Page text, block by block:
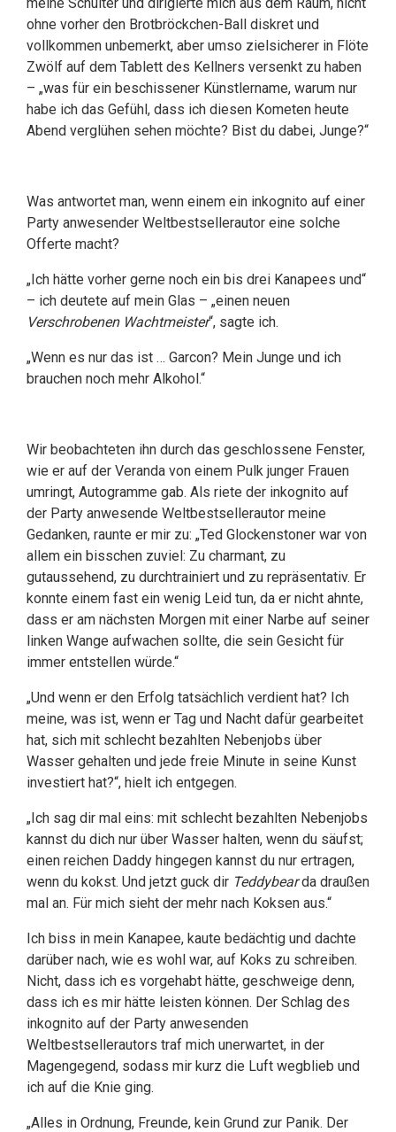
ohne vorher den Brotbröckchen-Ball diskret und
vollkommen unbemerkt, aber umso zielsicherer in Flöte
Zwölf auf dem Tablett des Kellners versenkt zu haben
– „was für ein beschissener Künstlername, warum nur
habe ich das Gefühl, dass ich diesen Kometen heute
Abend verglühen sehen möchte? Bist du dabei, Junge?“
Was antwortet man, wenn einem ein inkognito auf einer
Party anwesender Weltbestsellerautor eine solche
Offerte macht?
„Ich hätte vorher gerne noch ein bis drei Kanapees und“
– ich deutete auf mein Glas – „einen neuen
Verschrobenen Wachtmeister“, sagte ich.
„Wenn es nur das ist … Garcon? Mein Junge und ich
brauchen noch mehr Alkohol.“
Wir beobachteten ihn durch das geschlossene Fenster,
wie er auf der Veranda von einem Pulk junger Frauen
umringt, Autogramme gab. Als riete der inkognito auf
der Party anwesende Weltbestsellerautor meine
Gedanken, raunte er mir zu: „Ted Glockenstoner war von
allem ein bisschen zuviel: Zu charmant, zu
gutaussehend, zu durchtrainiert und zu repräsentativ. Er
konnte einem fast ein wenig Leid tun, da er nicht ahnte,
dass er am nächsten Morgen mit einer Narbe auf seiner
linken Wange aufwachen sollte, die sein Gesicht für
immer entstellen würde.“
„Und wenn er den Erfolg tatsächlich verdient hat? Ich
meine, was ist, wenn er Tag und Nacht dafür gearbeitet
hat, sich mit schlecht bezahlten Nebenjobs über
Wasser gehalten und jede freie Minute in seine Kunst
investiert hat?“, hielt ich entgegen.
„Ich sag dir mal eins: mit schlecht bezahlten Nebenjobs
kannst du dich nur über Wasser halten, wenn du säufst;
einen reichen Daddy hingegen kannst du nur ertragen,
wenn du kokst. Und jetzt guck dir Teddybearda draußen
mal an. Für mich sieht der mehr nach Koksen aus.“
Ich biss in mein Kanapee, kaute bedächtig und dachte
darüber nach, wie es wohl war, auf Koks zu schreiben.
Nicht, dass ich es vorgehabt hätte, geschweige denn,
dass ich es mir hätte leisten können. Der Schlag des
inkognito auf der Party anwesenden
Weltbestsellerautors traf mich unerwartet, in der
Magengegend, sodass mir kurz die Luft wegblieb und
ich auf die Knie ging.
„Alles in Ordnung, Freunde, kein Grund zur Panik. Der